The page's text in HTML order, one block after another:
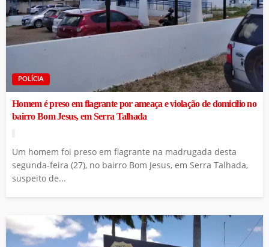
POLÍCIA
Homem é preso em flagrante por ameaça e violação de domicílio no
bairro Bom Jesus, em Serra Talhada
Um homem foi preso em flagrante na madrugada desta
segunda-feira (27), no bairro Bom Jesus, em Serra Talhada,
suspeito de...